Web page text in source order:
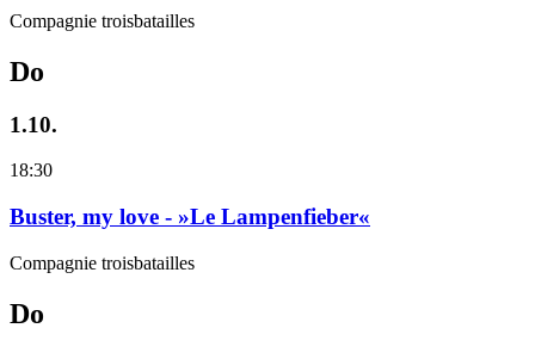
Compagnie troisbatailles
Do
1.10.
18:30
Buster, my love - »Le Lampenfieber«
Compagnie troisbatailles
Do